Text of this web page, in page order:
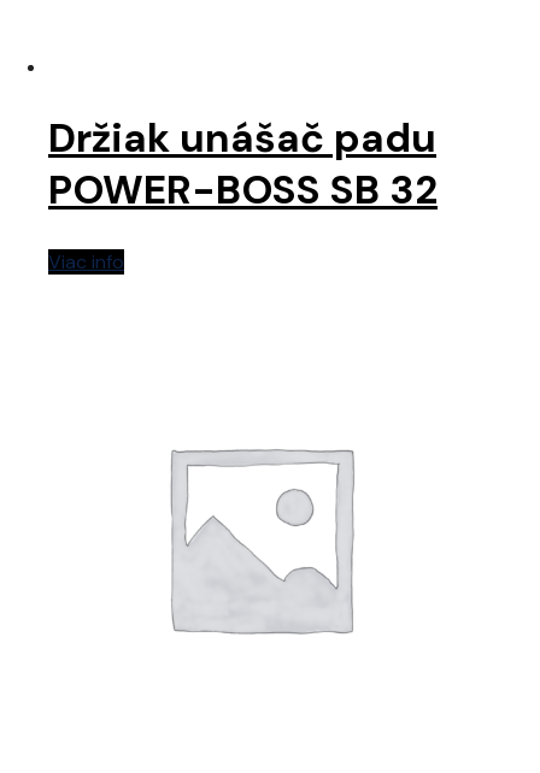
Držiak unášač padu
POWER-BOSS SB 32
Viac info